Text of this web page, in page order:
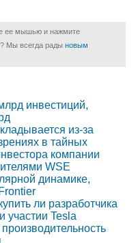
ее мышью и нажмите
Мы всегда рады новым
инвестиций,
из-за
в тайных
компании
WSE
динамике,
ли разработчика
участии Tesla